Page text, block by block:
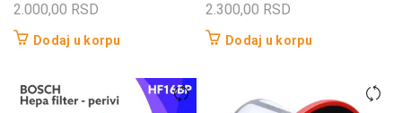
2.000,00 RSD
Dodaj u korpu
2.300,00 RSD
Dodaj u korpu